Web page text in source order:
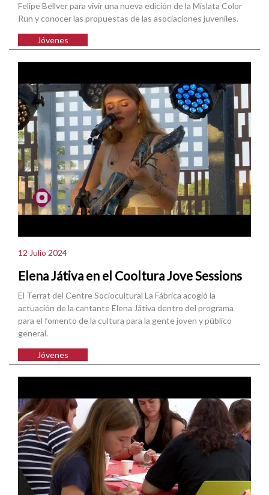
Felipe Bellver para vivir una nueva edición de la Mislata Color
Run y conocer las propuestas de las asociaciones juveniles.
Jóvenes
12 Julio 2024
Elena Játiva en el Cooltura Jove Sessions
El Terrat del Centre Sociocultural La Fábrica acogió la
actuación de la cantante Elena Játiva dentro del programa
para el fomento de la cultura para la gente joven y público
general.
Jóvenes